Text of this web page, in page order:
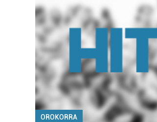
OROKORRA